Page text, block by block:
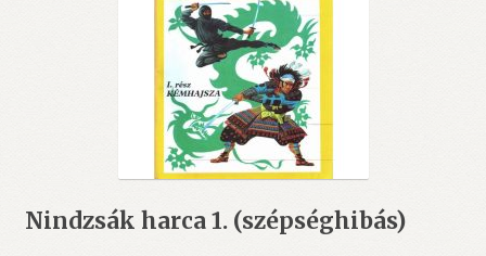
Nindzsák harca 1. (szépséghibás)